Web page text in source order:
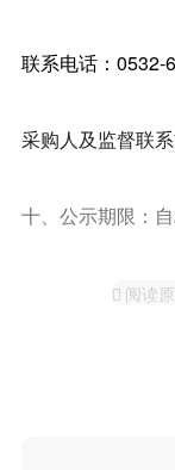
联系电话：0532-
采购人及监督联
十、公示期限：
 阅读